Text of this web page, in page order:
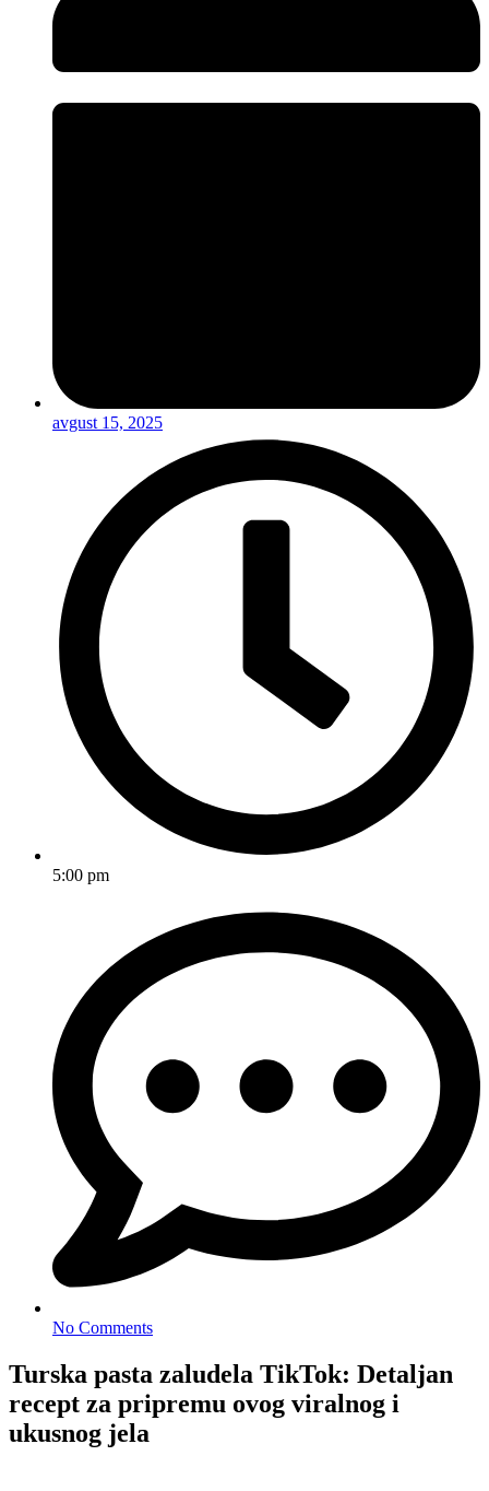
avgust 15, 2025
5:00 pm
No Comments
Turska pasta zaludela TikTok: Detaljan
recept za pripremu ovog viralnog i
ukusnog jela